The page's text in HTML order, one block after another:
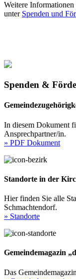
Weitere
unter Spenden und
Spenden &
In diesem Dokument
Ansprechpartner/in.
» PDF Dokument
Standorte in der
Hier finden Sie alle
Schmachtendorf.
» Standorte
Gemeindemagazin
Das